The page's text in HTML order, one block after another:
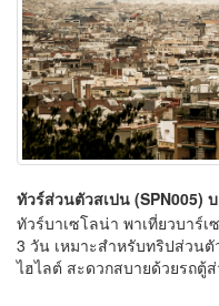
ทัวร์ส่วนตัวสเปน (SPN005)
ทัวร์บาเซโลน่า พาเที่ยวบาร์
3 วัน เหมาะสำหรับทริปส่วน
ไฮไลต์ สะดวกสบายด้วยรถตู้